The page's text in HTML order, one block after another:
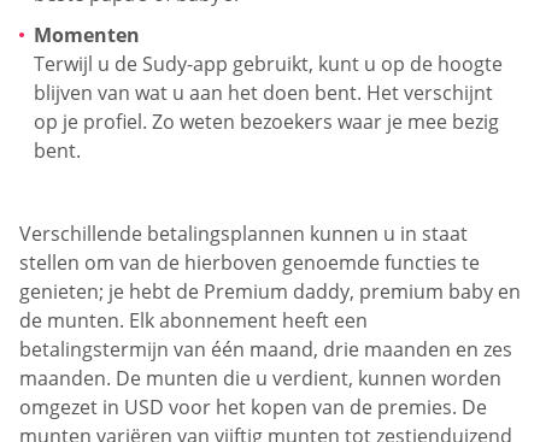
Momenten
Terwijl u de Sudy-app gebruikt, kunt u op de hoogte
blijven van wat u aan het doen bent. Het verschijnt
op je profiel. Zo weten bezoekers waar je mee bezig
bent.
Verschillende betalingsplannen kunnen u in staat
stellen om van de hierboven genoemde functies te
genieten; je hebt de Premium daddy, premium baby en
de munten. Elk abonnement heeft een
betalingstermijn van één maand, drie maanden en zes
maanden. De munten die u verdient, kunnen worden
omgezet in USD voor het kopen van de premies. De
munten variëren van vijftig munten tot zestienduizend